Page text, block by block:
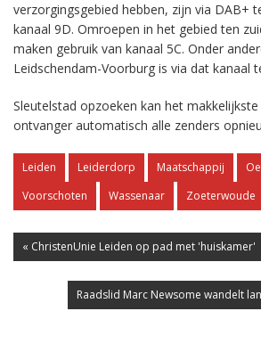
verzorgingsgebied hebben, zijn via DAB+
kanaal 9D. Omroepen in het gebied ten
maken gebruik van kanaal 5C. Onder
Leidschendam-Voorburg is via dat kanaal
Sleutelstad opzoeken kan het
ontvanger automatisch alle zenders
Leiden Leiderdorp Maatschappij
Voorschoten
Wassenaar Zoeterwoude
« ChristenUnie Leiden op pad met 'huiskamer'
Raadslid Marc Newsome wandelt